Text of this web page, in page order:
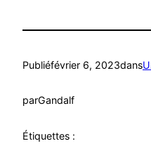
Publiéfévrier 6, 2023dans
parGandalf
Étiquettes :